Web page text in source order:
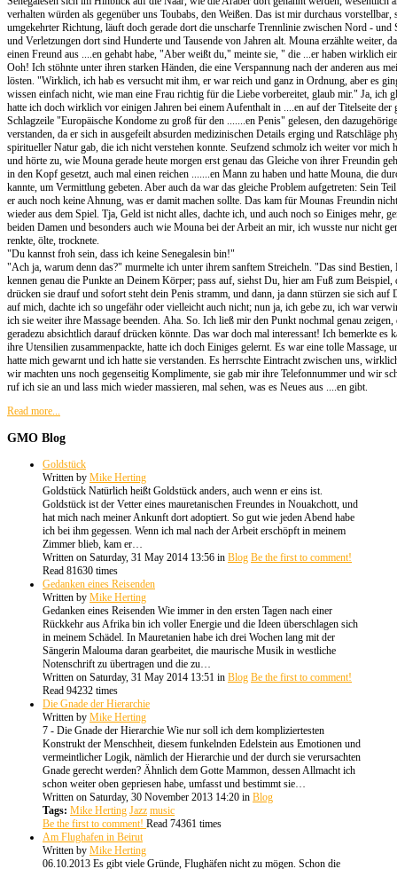
verhalten würden als gegenüber uns Toubabs, den Weißen. Das ist mir durchaus vorstellbar,
umgekehrter Richtung, läuft doch gerade dort die unscharfe Trennlinie zwischen Nord -
und Verletzungen dort sind Hunderte und Tausende von Jahren alt. Mouna erzählte weiter,
einen Freund aus ....en gehabt habe, "Aber weißt du," meinte sie, " die ...er haben wirklich
Ooh! Ich stöhnte unter ihren starken Händen, die eine Verspannung nach der anderen aus
lösten. "Wirklich, ich hab es versucht mit ihm, er war reich und ganz in Ordnung, aber es
wissen einfach nicht, wie man eine Frau richtig für die Liebe vorbereitet, glaub mir." Ja, ich
hatte ich doch wirklich vor einigen Jahren bei einem Aufenthalt in ....en auf der Titelseite der
Schlagzeile "Europäische Kondome zu groß für den .......en Penis" gelesen, den
verstanden, da er sich in ausgefeilt absurden medizinischen Details erging und Ratschläge
spiritueller Natur gab, die ich nicht verstehen konnte. Seufzend schmolz ich weiter vor mich
und hörte zu, wie Mouna gerade heute morgen erst genau das Gleiche von ihrer Freundin
in den Kopf gesetzt, auch mal einen reichen .......en Mann zu haben und hatte Mouna, die
kannte, um Vermittlung gebeten. Aber auch da war das gleiche Problem aufgetreten: Sein
er auch noch keine Ahnung, was er damit machen sollte. Das kam für Mounas Freundin
wieder aus dem Spiel. Tja, Geld ist nicht alles, dachte ich, und auch noch so Einiges mehr,
beiden Damen und besonders auch wie Mouna bei der Arbeit an mir, ich wusste nur nicht
renkte, ölte, trocknete.
"Du kannst froh sein, dass ich keine Senegalesin bin!"
"Ach ja, warum denn das?" murmelte ich unter ihrem sanftem Streicheln. "Das sind Bestien,
kennen genau die Punkte an Deinem Körper; pass auf, siehst Du, hier am Fuß zum Beispiel,
drücken sie drauf und sofort steht dein Penis stramm, und dann, ja dann stürzen sie sich
auf mich, dachte ich so ungefähr oder vielleicht auch nicht; nun ja, ich gebe zu, ich war
ich sie weiter ihre Massage beenden. Aha. So. Ich ließ mir den Punkt nochmal genau zeigen,
geradezu absichtlich darauf drücken könnte. Das war doch mal interessant! Ich bemerkte es
ihre Utensilien zusammenpackte, hatte ich doch Einiges gelernt. Es war eine tolle Massage,
hatte mich gewarnt und ich hatte sie verstanden. Es herrschte Eintracht zwischen uns,
wir machten uns noch gegenseitig Komplimente, sie gab mir ihre Telefonnummer und wir
ruf ich sie an und lass mich wieder massieren, mal sehen, was es Neues aus ....en gibt.
Read more...
GMO Blog
Goldstück
Written by Mike Herting
Goldstück Natürlich heißt Goldstück anders, auch wenn er eins ist.
Goldstück ist der Vetter eines mauretanischen Freundes in Nouakchott, und
hat mich nach meiner Ankunft dort adoptiert. So gut wie jeden Abend habe
ich bei ihm gegessen. Wenn ich mal nach der Arbeit erschöpft in meinem
Zimmer blieb, kam er…
Written on Saturday, 31 May 2014 13:56 in Blog Be the first to comment!
Read 81630 times
Gedanken eines Reisenden
Written by Mike Herting
Gedanken eines Reisenden Wie immer in den ersten Tagen nach einer
Rückkehr aus Afrika bin ich voller Energie und die Ideen überschlagen sich
in meinem Schädel. In Mauretanien habe ich drei Wochen lang mit der
Sängerin Malouma daran gearbeitet, die maurische Musik in westliche
Notenschrift zu übertragen und die zu…
Written on Saturday, 31 May 2014 13:51 in Blog Be the first to comment!
Read 94232 times
Die Gnade der Hierarchie
Written by Mike Herting
7 - Die Gnade der Hierarchie Wie nur soll ich dem kompliziertesten
Konstrukt der Menschheit, diesem funkelnden Edelstein aus Emotionen und
vermeintlicher Logik, nämlich der Hierarchie und der durch sie verursachten
Gnade gerecht werden? Ähnlich dem Gotte Mammon, dessen Allmacht ich
schon weiter oben gepriesen habe, umfasst und bestimmt sie…
Written on Saturday, 30 November 2013 14:20 in Blog
Tags: Mike Herting Jazz music
Be the first to comment! Read 74361 times
Am Flughafen in Beirut
Written by Mike Herting
06.10.2013 Es gibt viele Gründe, Flughäfen nicht zu mögen. Schon die